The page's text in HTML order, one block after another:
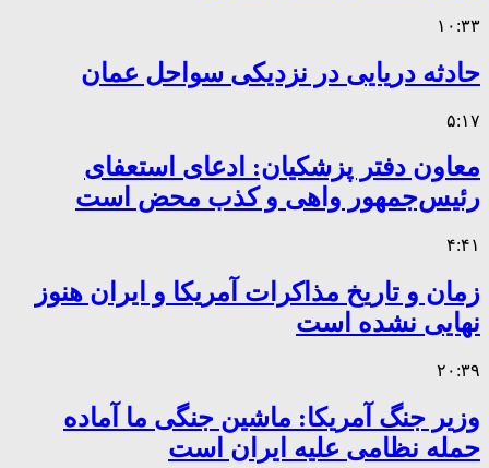
۱۰:۳۳
حادثه دریایی در نزدیکی سواحل عمان
۵:۱۷
معاون دفتر پزشکیان: ادعای استعفای
رئیس‌جمهور واهی و کذب محض است
۴:۴۱
زمان و تاریخ مذاکرات آمریکا و ایران هنوز
نهایی نشده است
۲۰:۳۹
وزیر جنگ آمریکا: ماشین جنگی ما آماده
حمله نظامی علیه ایران است